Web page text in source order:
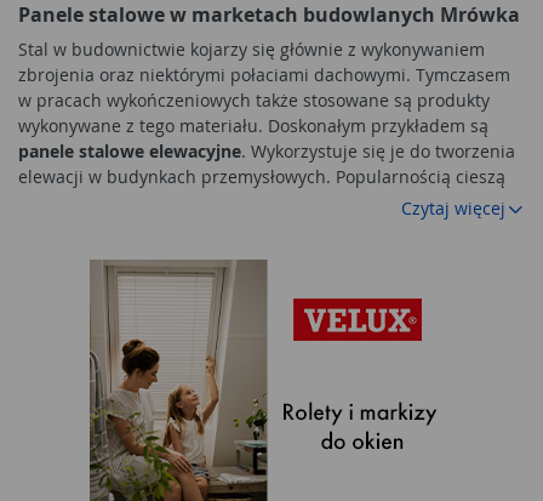
Panele stalowe w marketach budowlanych Mrówka
Stal w budownictwie kojarzy się głównie z wykonywaniem
zbrojenia oraz niektórymi połaciami dachowymi. Tymczasem
w pracach wykończeniowych także stosowane są produkty
wykonywane z tego materiału. Doskonałym przykładem są
panele stalowe elewacyjne. Wykorzystuje się je do tworzenia
elewacji w budynkach przemysłowych. Popularnością cieszą
się również przy wykańczaniu marketów i centrów
handlowych. W nowoczesnym wydaniu tworzą także elewacje
Mrówka znajdują się tylko te najnowocześniejsze i najbardziej
estetyczne panele stalowe elewacyjne.
Zalety paneli stalowych
Wybór stalowych elementów wykończeniowych motywowany
jest głównie niskim kosztem takiego materiału.Panele
są stosunkowo tanie i nawet nowoczesne konstrukcje
mogą znacznie obniżyć wartość kosztorysu. Na niski koszt
wpływa także szybki i łatwy montaż takiej elewacji. Gotowe
Czytaj więcej